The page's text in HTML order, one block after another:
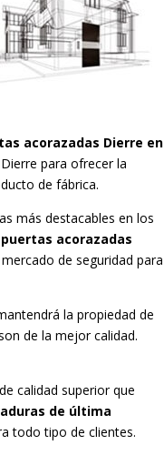
acorazadas Dierre en
para ofrecer la
de fábrica.
más destacables en los
acorazadas
de seguridad para
la propiedad de
de la mejor calidad.
calidad superior que
de última
todo tipo de clientes.